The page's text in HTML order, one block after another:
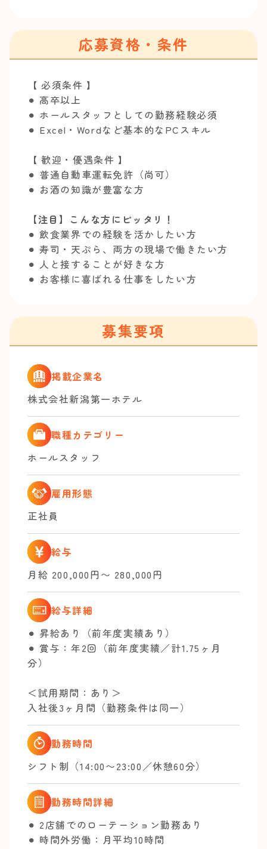
応募資格・条件
【 必須条件 】
⚫︎ 高卒以上
⚫︎ ホールスタッフとしての勤務経験必須
⚫︎ Excel・Wordなど基本的なPCスキル
【 歓迎・優遇条件 】
⚫︎ 普通自動車運転免許（尚可）
⚫︎ お酒の知識が豊富な方
【注目】こんな方にピッタリ！
⚫︎ 飲食業界での経験を活かしたい方
⚫︎ 寿司・天ぷら、両方の現場で働きたい方
⚫︎ 人と接することが好きな方
⚫︎ お客様に喜ばれる仕事をしたい方
募集要項
掲載企業名
株式会社新潟第一ホテル
職種カテゴリー
ホールスタッフ
雇用形態
正社員
給与
月給 200,000円〜 280,000円
給与詳細
⚫︎ 昇給あり（前年度実績あり）
⚫︎ 賞与：年2回（前年度実績／計1.75ヶ月
分）
＜試用期間：あり＞
入社後3ヶ月間（勤務条件は同一）
勤務時間
シフト制（14:00〜23:00／休憩60分）
勤務時間詳細
⚫︎ 2店舗でのローテーション勤務あり
⚫︎ 時間外労働：月平均10時間